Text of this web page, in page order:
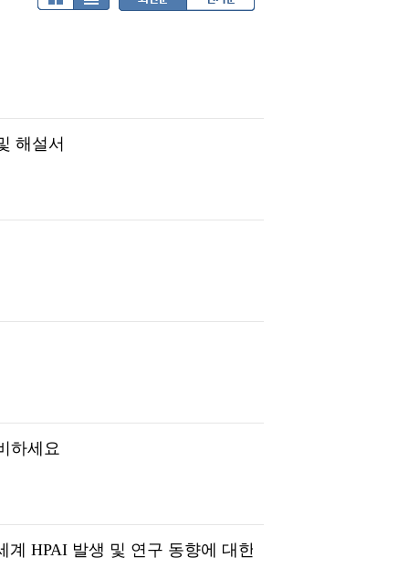
해설서
하세요
HPAI 발생 및 연구 동향에 대한 고찰